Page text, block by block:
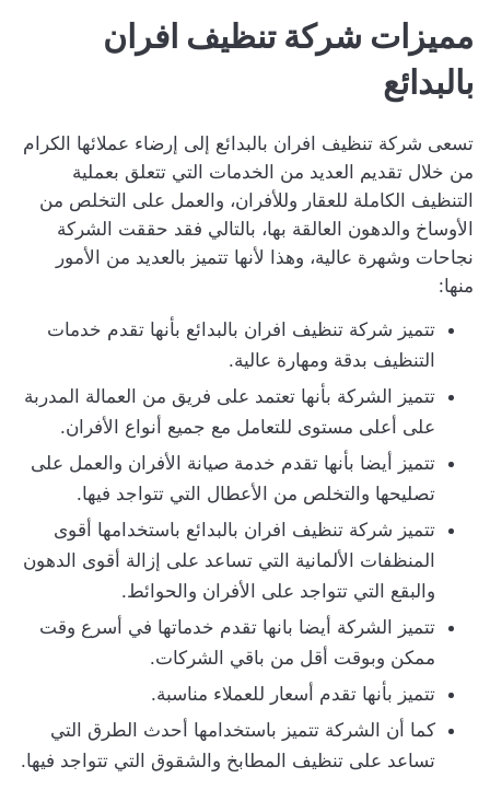
مميزات شركة تنظيف افران
بالبدائع
تسعى شركة تنظيف افران بالبدائع إلى إرضاء عملائها الكرام
من خلال تقديم العديد من الخدمات التي تتعلق بعملية
التنظيف الكاملة للعقار وللأفران، والعمل على التخلص من
الأوساخ والدهون العالقة بها، بالتالي فقد حققت الشركة
نجاحات وشهرة عالية، وهذا لأنها تتميز بالعديد من الأمور
منها:
تتميز شركة تنظيف افران بالبدائع بأنها تقدم خدمات
التنظيف بدقة ومهارة عالية.
تتميز الشركة بأنها تعتمد على فريق من العمالة المدربة
على أعلى مستوى للتعامل مع جميع أنواع الأفران.
تتميز أيضا بأنها تقدم خدمة صيانة الأفران والعمل على
تصليحها والتخلص من الأعطال التي تتواجد فيها.
تتميز شركة تنظيف افران بالبدائع باستخدامها أقوى
المنظفات الألمانية التي تساعد على إزالة أقوى الدهون
والبقع التي تتواجد على الأفران والحوائط.
تتميز الشركة أيضا بانها تقدم خدماتها في أسرع وقت
ممكن وبوقت أقل من باقي الشركات.
تتميز بأنها تقدم أسعار للعملاء مناسبة.
كما أن الشركة تتميز باستخدامها أحدث الطرق التي
تساعد على تنظيف المطابخ والشقوق التي تتواجد فيها.